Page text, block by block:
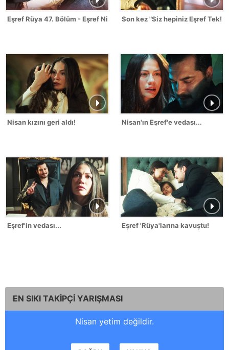
Eşref Rüya 47. Bölüm - Eşref Nisan SahneleriSon kez "Siz hepiniz Eşref Tek!"
Nisan kızını geri aldı! Nisan'ın Eşref'e vedası...
Eşref'in vedası... Eşref 'Rüya'larına kavuştu!
EN SIKI TAKİPÇİ YARIŞMASI
Nisan yetim değildir.